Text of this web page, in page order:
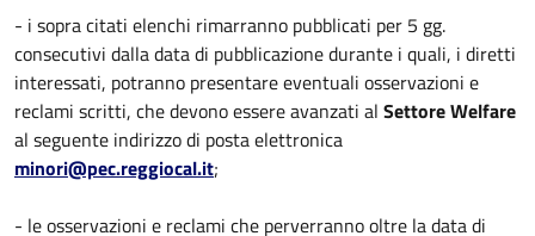
- i sopra citati elenchi rimarranno pubblicati per 5 gg.
consecutivi dalla data di pubblicazione durante i quali, i diretti
interessati, potranno presentare eventuali osservazioni e
reclami scritti, che devono essere avanzati al Settore Welfare
al seguente indirizzo di posta elettronica
minori@pec.reggiocal.it;
- le osservazioni e reclami che perverranno oltre la data di